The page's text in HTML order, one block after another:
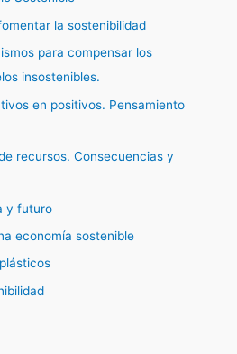
la sostenibilidad
para compensar los
insostenibles.
en positivos. Pensamiento
recursos. Consecuencias y
y futuro
economía sostenible